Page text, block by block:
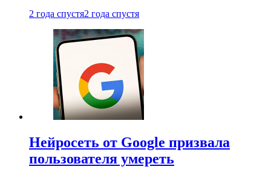
2 года спустя2 года спустя
Нейросеть от Google призвала
пользователя умереть